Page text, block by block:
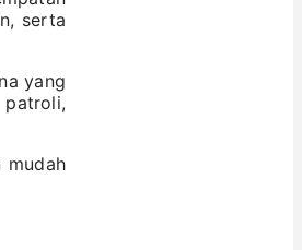
serta
yang
mudah